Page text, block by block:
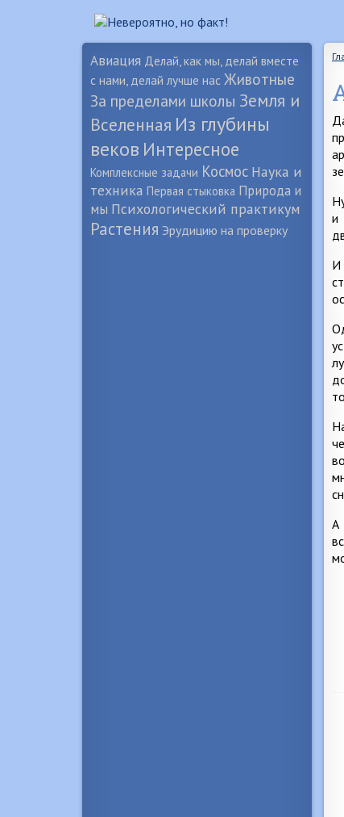
Авиация Делай, как мы, делай вместе
с нами, делай лучше нас Животные
За пределами школы Земля и
Вселенная Из глубины
веков Интересное
Комплексные задачи Космос Наука и
техника Первая стыковка Природа и
мы Психологический практикум
Растения Эрудицию на проверку
и
И
А